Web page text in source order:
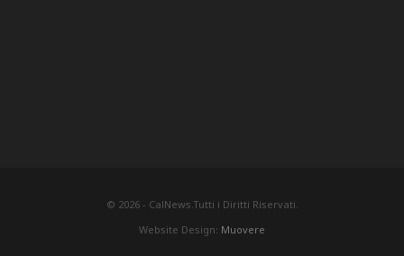
© 2026 - CalNews.Tutti i Diritti Riservati.
Website Design: Muovere